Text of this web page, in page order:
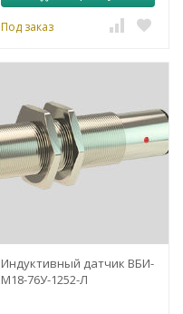
Под заказ
Индуктивный датчик ВБИ-
М18-76У-1252-Л